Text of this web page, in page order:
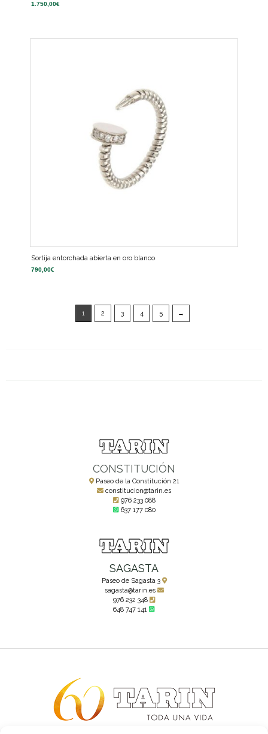
1.750,00€
Sortija entorchada abierta en oro blanco
790,00€
1 2 3 4 5 →
CONSTITUCIÓN
Paseo de la Constitución 21
constitucion@tarin.es
976 233 088
637 177 080
SAGASTA
Paseo de Sagasta 3
sagasta@tarin.es
976 232 348
648 747 141